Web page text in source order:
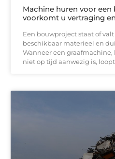
Machine huren voor een
voorkomt u vertraging
Een bouwproject staat of
beschikbaar materieel en
Wanneer een
niet op tijd aanwezig is,